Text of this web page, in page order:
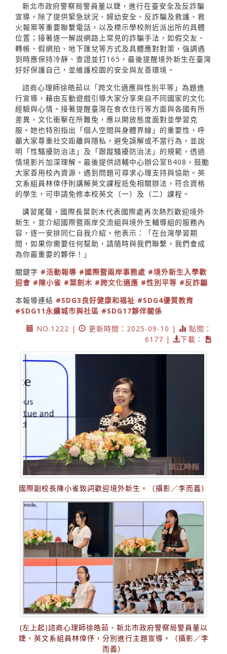
新北市政府警察局警員董以婕，進行在臺安全及反詐騙
宣導。除了提供緊急狀況、婦幼安全、反詐騙及救護、救
火報案等重要聯繫電話，以及標示學校附近派出所的具體
位置；接著逐一解說網路上常見的詐騙手法，如假交友、
轉帳、假網拍、地下匯兌等方式及具體應對對策，強調遇
到時應保持冷靜、查證並打165，最後提醒境外新生在臺灣
好好保護自己，並維護校園的安全與友善環境。
諮商心理師徐皓茹以「跨文化適應與性別平等」為題進
行宣導，藉由互動遊戲引導大家分享來自不同國家的文化
經驗與心情。接著提醒臺灣在食衣住行等方面與各國有所
差異，文化衝擊在所難免，應以開放態度面對並學習克
服。她也特別指出「個人空間與身體界線」的重要性，呼
籲大家尊重社交距離與隱私，避免誤解或不當行為，並說
明「性騷擾防治法」及「跟蹤騷擾防治法」的規範，透過
情境影片加深理解。最後提供諮輔中心辦公室B408，鼓勵
大家善用校內資源，遇到問題可尋求心理支持與協助。英
文系組員林倖伃則講解英文課程抵免相關辦法，符合資格
的學生，可申請免修本校英文（一）及（二）課程。
講習尾聲，國際長葉劍木代表國際處再次熱烈歡迎境外
新生，並介紹國際暨兩岸交流組與境外生輔導組的服務內
容，逐一安排同仁自我介紹。他表示：「在台灣學習期
間，如果你需要任何幫助，請隨時與我們聯繫，我們會成
為你最重要的夥伴！」
關鍵字 #活動報導 #國際暨兩岸事務處 #境外新生入學歡
迎會 #陳小雀 #葉劍木 #跨文化適應 #性別平等 #反詐騙
本報導連結 #SDG3良好健康和福祉 #SDG4優質教育
#SDG11永續城市與社區 #SDG17夥伴關係
NO.1222 |
更新時間：2025-09-10 |
點閱：
6177 |
下載：
國際副校長陳小雀致詞歡迎境外新生。（攝影／李而義）
(左上起)諮商心理師徐皓茹、新北市政府警察局警員董以
婕、英文系組員林倖伃，分別進行主題宣導。（攝影／李
而義）